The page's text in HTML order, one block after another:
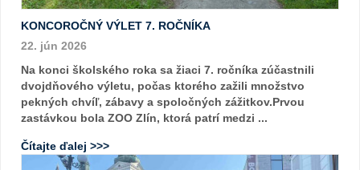
KONCOROČNÝ VÝLET 7. ROČNÍKA
22. jún 2026
Na konci školského roka sa žiaci 7. ročníka zúčastnili
dvojdňového výletu, počas ktorého zažili množstvo
pekných chvíľ, zábavy a spoločných zážitkov.Prvou
zastávkou bola ZOO Zlín, ktorá patrí medzi ...
Čítajte ďalej >>>